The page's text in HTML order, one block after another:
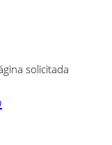
solicitada